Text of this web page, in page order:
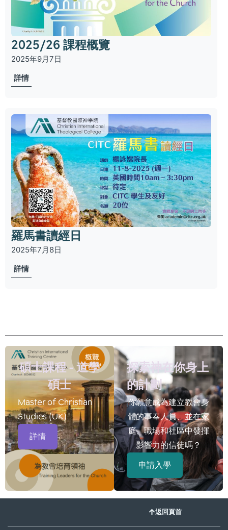
2025/26 課程概覽
2025年9月7日
詳情
羅馬書讀經日
2025年7月8日
詳情
碩士課程 - 道學
碩士
Master of Christian
Studies (UK)
詳情
探索神在你身上
的計劃
你願意成為建立教會身
體的事奉人員、並在家
庭、職場和社區中發揮
影響力的信徒嗎？
申請入學
返回頁首